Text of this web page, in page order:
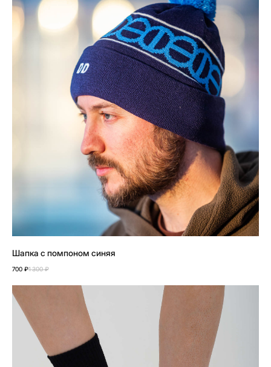
Шапка с помпоном синяя
700 ₽1 300 ₽